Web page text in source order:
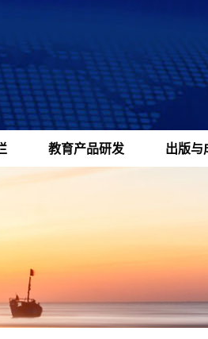
教育产品研发 出版与